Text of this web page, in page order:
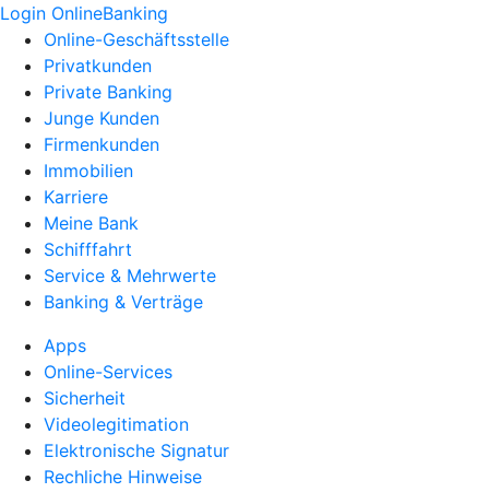
Login OnlineBanking
Online-Geschäftsstelle
Privatkunden
Private Banking
Junge Kunden
Firmenkunden
Immobilien
Karriere
Meine Bank
Schifffahrt
Service & Mehrwerte
Banking & Verträge
Apps
Online-Services
Sicherheit
Videolegitimation
Elektronische Signatur
Rechliche Hinweise